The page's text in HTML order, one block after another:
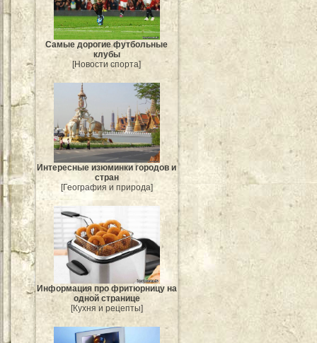
Самые дорогие футбольные
клубы
[Новости спорта]
Интересные изюминки городов и
стран
[География и природа]
Информация про фритюрницу на
одной странице
[Кухня и рецепты]